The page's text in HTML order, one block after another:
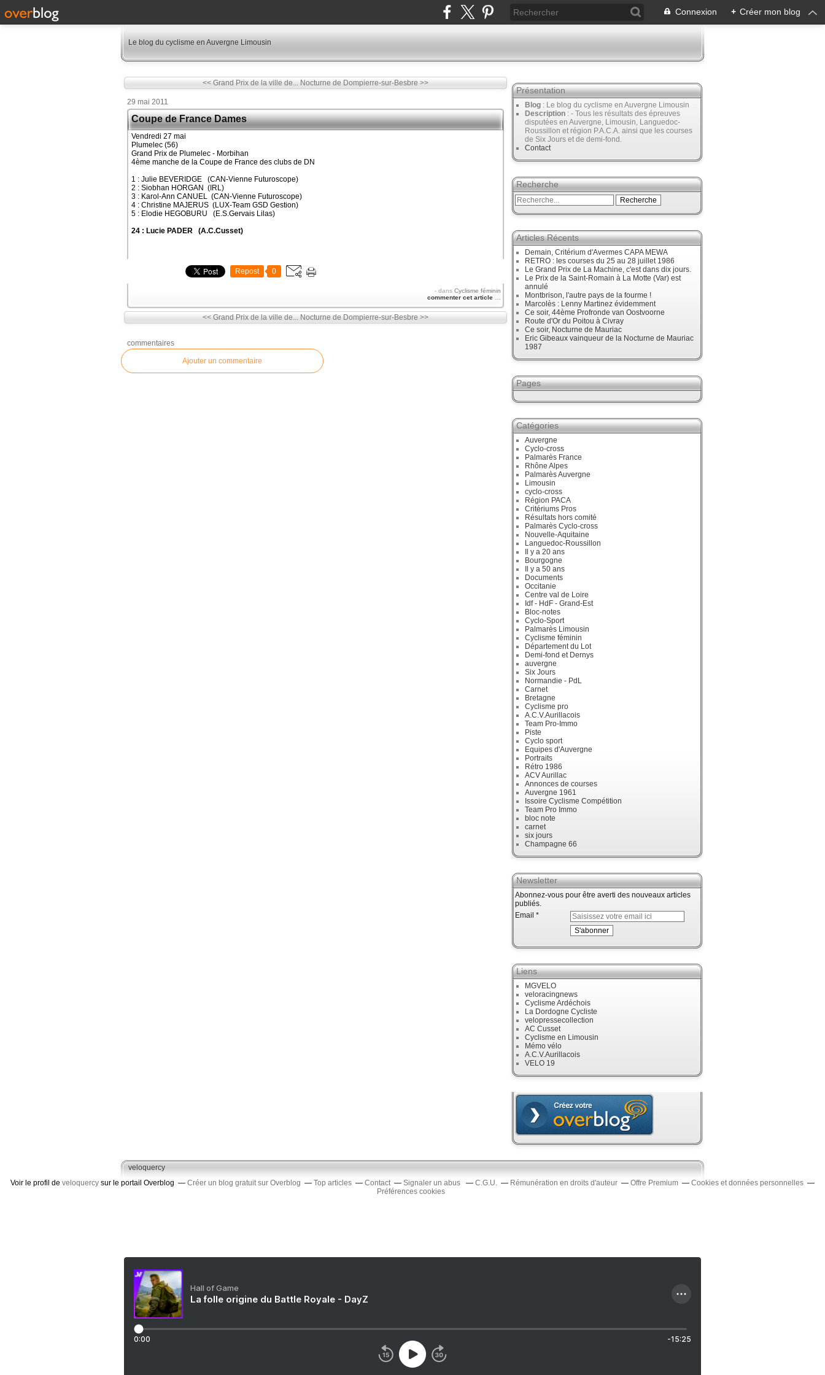
Connexion + Créer mon blog
Le blog du cyclisme en Auvergne Limousin
<< Grand Prix de la ville de... Nocturne de Dompierre-sur-Besbre >>
29 mai 2011
Coupe de France Dames
Vendredi 27 mai
Plumelec (56)
Grand Prix de Plumelec - Morbihan
4ème manche de la Coupe de France des clubs de DN
1 : Julie BEVERIDGE (CAN-Vienne Futuroscope)
2 : Siobhan HORGAN (IRL)
3 : Karol-Ann CANUEL (CAN-Vienne Futuroscope)
4 : Christine MAJERUS (LUX-Team GSD Gestion)
5 : Elodie HEGOBURU (E.S.Gervais Lilas)
24 : Lucie PADER (A.C.Cusset)
Repost 0
- dans Cyclisme féminin
commenter cet article
<< Grand Prix de la ville de... Nocturne de Dompierre-sur-Besbre >>
commentaires
Ajouter un commentaire
Présentation
Blog : Le blog du cyclisme en Auvergne Limousin
Description : - Tous les résultats des épreuves
disputées en Auvergne, Limousin, Languedoc-
Roussillon et région P.A.C.A. ainsi que les courses
de Six Jours et de demi-fond.
Contact
Recherche
Articles Récents
Demain, Critérium d'Avermes CAPA MEWA
RETRO : les courses du 25 au 28 juillet 1986
Le Grand Prix de La Machine, c'est dans dix jours.
Le Prix de la Saint-Romain à La Motte (Var) est
annulé
Montbrison, l'autre pays de la fourme !
Marcolès : Lenny Martinez évidemment
Ce soir, 44ème Profronde van Oostvoorne
Route d'Or du Poitou à Civray
Ce soir, Nocturne de Mauriac
Eric Gibeaux vainqueur de la Nocturne de Mauriac
1987
Pages
Catégories
Auvergne
Cyclo-cross
Palmarès France
Rhône Alpes
Palmarès Auvergne
Limousin
cyclo-cross
Région PACA
Critériums Pros
Résultats hors comité
Palmarès Cyclo-cross
Nouvelle-Aquitaine
Languedoc-Roussillon
Il y a 20 ans
Bourgogne
Il y a 50 ans
Documents
Occitanie
Centre val de Loire
Idf - HdF - Grand-Est
Bloc-notes
Cyclo-Sport
Palmarès Limousin
Cyclisme féminin
Département du Lot
Demi-fond et Dernys
auvergne
Six Jours
Normandie - PdL
Carnet
Bretagne
Cyclisme pro
A.C.V.Aurillacois
Team Pro-Immo
Piste
Cyclo sport
Equipes d'Auvergne
Portraits
Rétro 1986
ACV Aurillac
Annonces de courses
Auvergne 1961
Issoire Cyclisme Compétition
Team Pro Immo
bloc note
carnet
six jours
Champagne 66
Newsletter
Abonnez-vous pour être averti des nouveaux articles
publiés.
Email
Liens
MGVELO
veloracingnews
Cyclisme Ardéchois
La Dordogne Cycliste
velopressecollection
AC Cusset
Cyclisme en Limousin
Mémo vélo
A.C.V.Aurillacois
VELO 19
veloquercy
Voir le profil de veloquercy sur le portail Overblog Créer un blog gratuit sur Overblog Top articles Contact Signaler un abus C.G.U. Rémunération en droits d'auteur Offre Premium
Cookies et données personnelles
Préférences cookies
Hall of Game
La folle origine du Battle Royale - DayZ
0:00 -15:25